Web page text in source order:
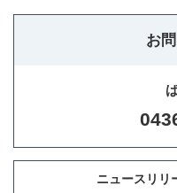
お
ニュースリ